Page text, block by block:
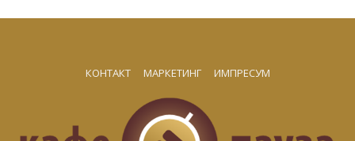
КОНТАКТ МАРКЕТИНГ ИМПРЕСУМ